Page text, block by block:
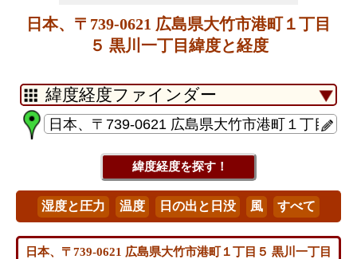
日本、〒739-0621 広島県大竹市港町１丁目
５ 黒川一丁目緯度と経度
日本、〒739-0621 広島県大竹市港町１丁目５ 黒川一丁目